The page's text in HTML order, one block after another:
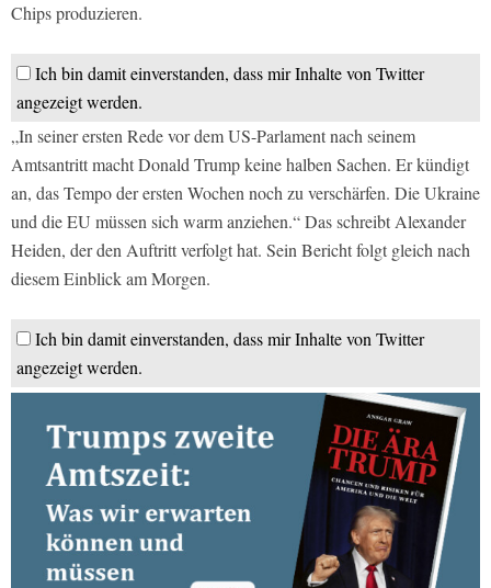
Chips produzieren.
Ich bin damit einverstanden, dass mir Inhalte von Twitter
angezeigt werden.
„In seiner ersten Rede vor dem US-Parlament nach seinem
Amtsantritt macht Donald Trump keine halben Sachen. Er kündigt
an, das Tempo der ersten Wochen noch zu verschärfen. Die Ukraine
und die EU müssen sich warm anziehen.“ Das schreibt Alexander
Heiden, der den Auftritt verfolgt hat. Sein Bericht folgt gleich nach
diesem Einblick am Morgen.
Ich bin damit einverstanden, dass mir Inhalte von Twitter
angezeigt werden.